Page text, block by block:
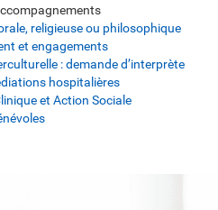
religieuse ou philosophique
et engagements
: demande d’interprète
hospitalières
et Action Sociale